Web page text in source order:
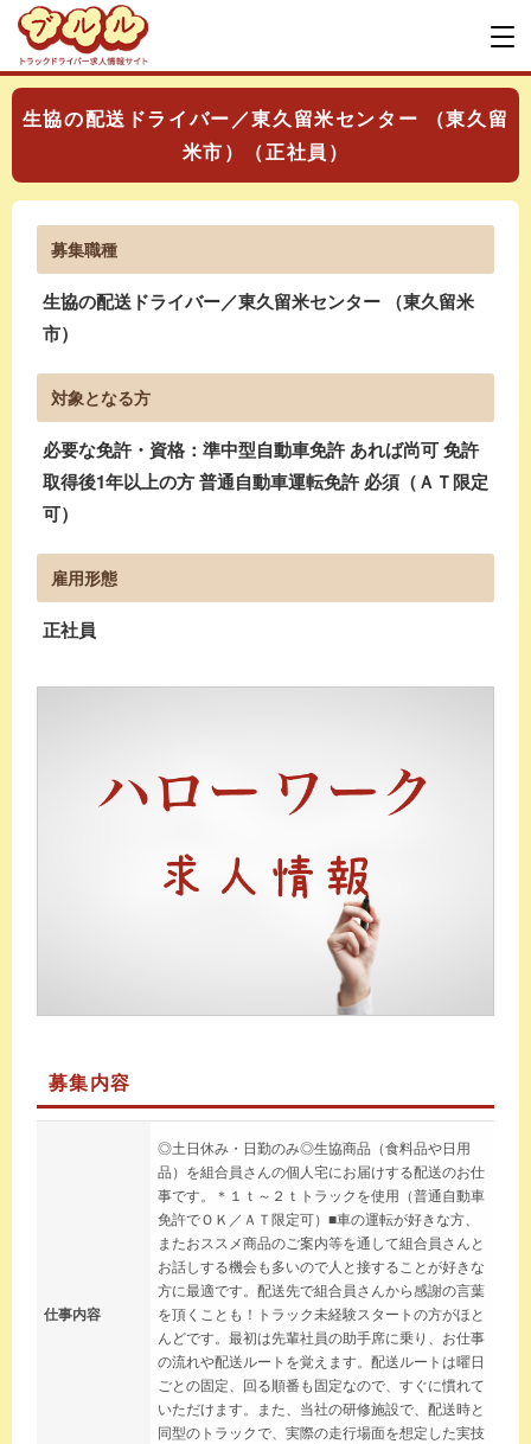
生協の配送ドライバー／東久留米センター （東久留
米市）（正社員）
募集職種
生協の配送ドライバー／東久留米センター （東久留米
市）
対象となる方
必要な免許・資格：準中型自動車免許 あれば尚可 免許
取得後1年以上の方 普通自動車運転免許 必須（ＡＴ限定
可）
雇用形態
正社員
募集内容
仕事内容
◎土日休み・日勤のみ◎生協商品（食料品や日用
品）を組合員さんの個人宅にお届けする配送のお仕
事です。＊１ｔ～２ｔトラックを使用（普通自動車
免許でＯＫ／ＡＴ限定可）■車の運転が好きな方、
またおススメ商品のご案内等を通して組合員さんと
お話しする機会も多いので人と接することが好きな
方に最適です。配送先で組合員さんから感謝の言葉
を頂くことも！トラック未経験スタートの方がほと
んどです。最初は先輩社員の助手席に乗り、お仕事
の流れや配送ルートを覚えます。配送ルートは曜日
ごとの固定、回る順番も固定なので、すぐに慣れて
いただけます。また、当社の研修施設で、配送時と
同型のトラックで、実際の走行場面を想定した実技